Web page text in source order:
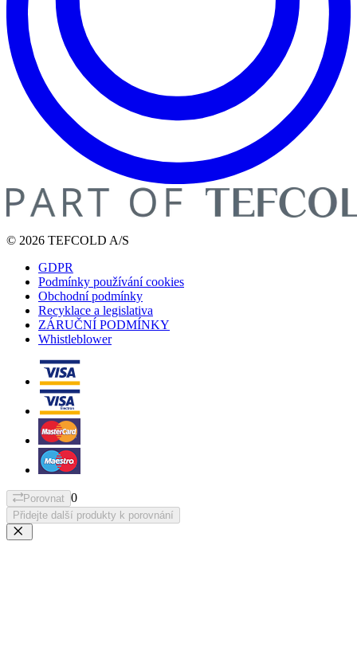
© 2026 TEFCOLD A/S
GDPR
Podmínky používání cookies
Obchodní podmínky
Recyklace a legislativa
ZÁRUČNÍ PODMÍNKY
Whistleblower
Porovnat 0
Přidejte další produkty k porovnání